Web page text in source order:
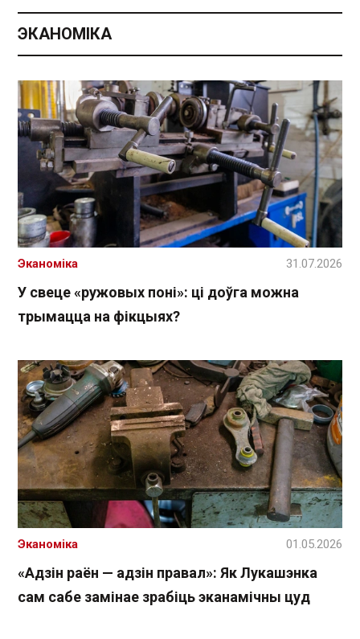
ЭКАНОМІКА
У свеце «ружовых поні»: ці доўга можна
трымацца на фікцыях?
Эканоміка 31.07.2026
«Адзін раён — адзін правал»: Як Лукашэнка
сам сабе замінае зрабіць эканамічны цуд
Эканоміка 01.05.2026